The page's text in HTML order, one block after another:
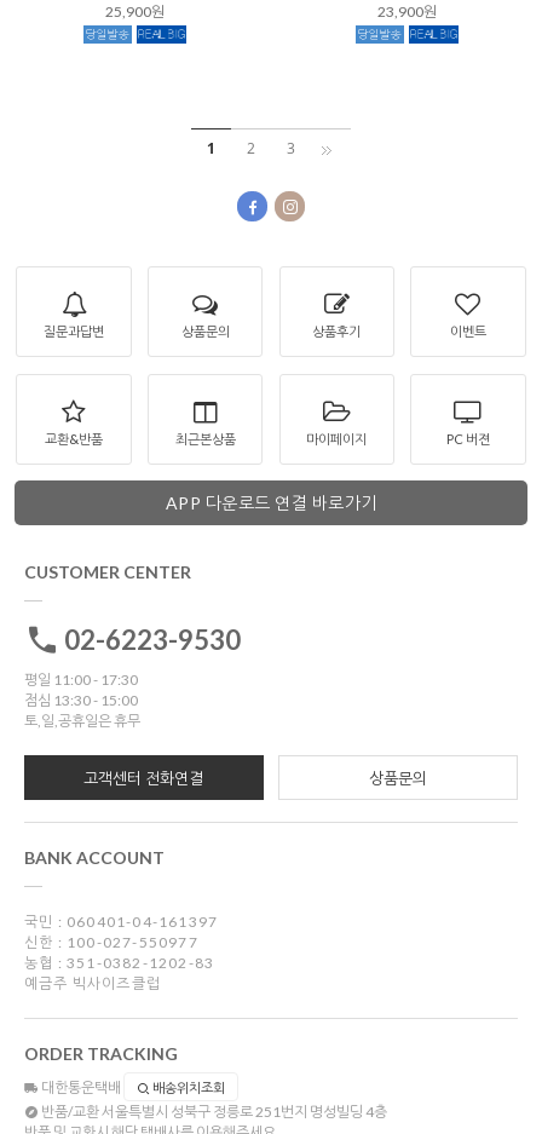
25,900원
23,900원
1 2 3
질문과답변 상품문의 상품후기 이벤트
교환&반품 최근본상품 마이페이지 PC 버젼
APP 다운로드 연결 바로가기
CUSTOMER CENTER
02-6223-9530
평일 11:00 - 17:30
점심 13:30 - 15:00
토,일,공휴일은 휴무
고객센터 전화연결 상품문의
BANK ACCOUNT
국민 : 060401-04-161397
신한 : 100-027-550977
농협 : 351-0382-1202-83
예금주 빅사이즈클럽
ORDER TRACKING
대한통운택배 배송위치조회
반품/교환서울특별시 성북구 정릉로 251번지 명성빌딩 4층